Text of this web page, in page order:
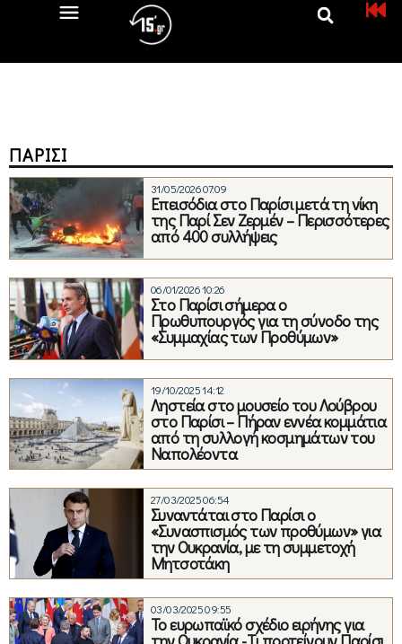
ΠΑΡΊΣΙ
31/05/2026 07:09
Επεισόδια στο Παρίσι μετά τη νίκη
της Παρί Σεν Ζερμέν – Περισσότερες
από 400 συλλήψεις
06/01/2026 10:26
Στο Παρίσι σήμερα ο
Πρωθυπουργός για τη σύνοδο της
«Συμμαχίας των Προθύμων»
19/10/2025 14:12
Ληστεία στο μουσείο του Λούβρου
στο Παρίσι – Πήραν εννέα κομμάτια
από τη συλλογή κοσμημάτων του
Ναπολέοντα
27/03/2025 06:54
Συναντάται στο Παρίσι ο
«Συνασπισμός των προθύμων» για
την Ουκρανία, με τη συμμετοχή
Μητσοτάκη
03/03/2025 09:55
Το ευρωπαϊκό σχέδιο ειρήνης για